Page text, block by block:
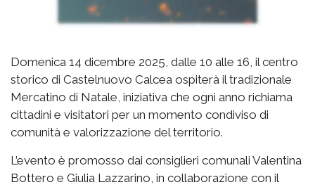
Domenica 14 dicembre 2025, dalle 10 alle 16, il centro
storico di Castelnuovo Calcea ospiterà il tradizionale
Mercatino di Natale, iniziativa che ogni anno richiama
cittadini e visitatori per un momento condiviso di
comunità e valorizzazione del territorio.
L’evento è promosso dai consiglieri comunali Valentina
Bottero e Giulia Lazzarino, in collaborazione con il